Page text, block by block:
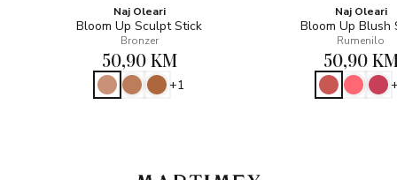
Naj Oleari
Bloom Up Sculpt Stick
Bronzer
50,90 KM
+1
Naj Oleari
Bloom Up Blush
Rumenilo
50,90